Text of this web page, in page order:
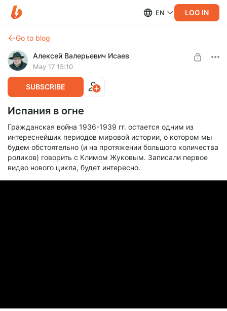
EN LOG IN
Go to blog
Алексей Валерьевич Исаев
May 17 15:10
SUBSCRIBE
Испания в огне
Гражданская война 1936-1939 гг. остается одним из
интереснейших периодов мировой истории, о котором мы
будем обстоятельно (и на протяжении большого количества
роликов) говорить с Климом Жуковым. Записали первое
видео нового цикла, будет интересно.